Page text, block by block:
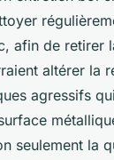
afin de retirer
altérer la
agressifs
seulement la